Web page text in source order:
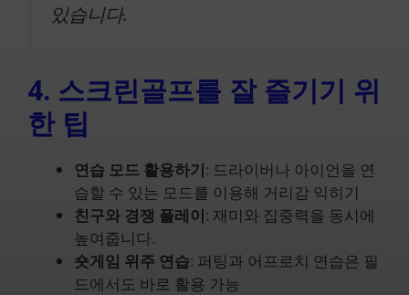
있습니다.
4. 스크린골프를 잘 즐기기 위
한 팁
연습 모드 활용하기: 드라이버나 아이언을 연
습할 수 있는 모드를 이용해 거리감 익히기
친구와 경쟁 플레이: 재미와 집중력을 동시에
높여줍니다.
숏게임 위주 연습: 퍼팅과 어프로치 연습은 필
드에서도 바로 활용 가능